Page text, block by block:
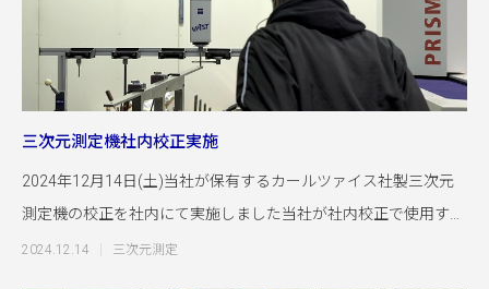
三次元測定機社内校正実施
2024年12月14日(土)当社が保有するカールツァイス社製三次元
測定機の校正を社内にて実施しました当社が社内校正で使用する
ブロ
2024.12.14 三次元測定